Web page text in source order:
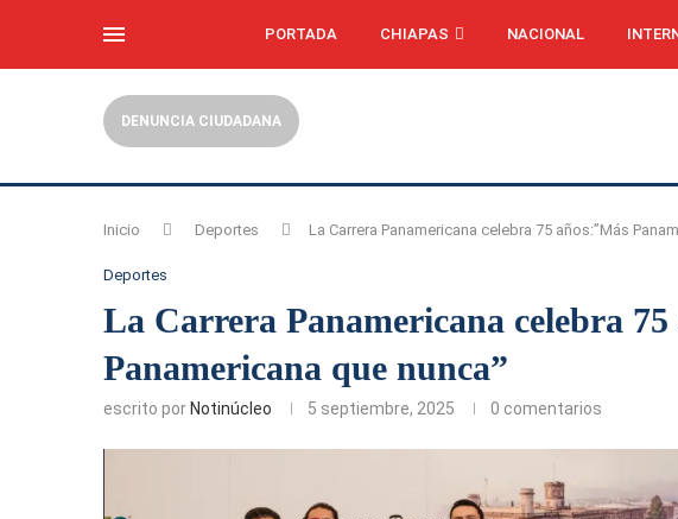
PORTADA CHIAPAS NACIONAL
DENUNCIA CIUDADANA
Inicio Deportes La Carrera Panamericana celebra 75 años:”Más
Deportes
La Carrera Panamericana celebra 75
Panamericana que nunca”
escrito por Notinúcleo 5 septiembre, 2025 0 comentarios